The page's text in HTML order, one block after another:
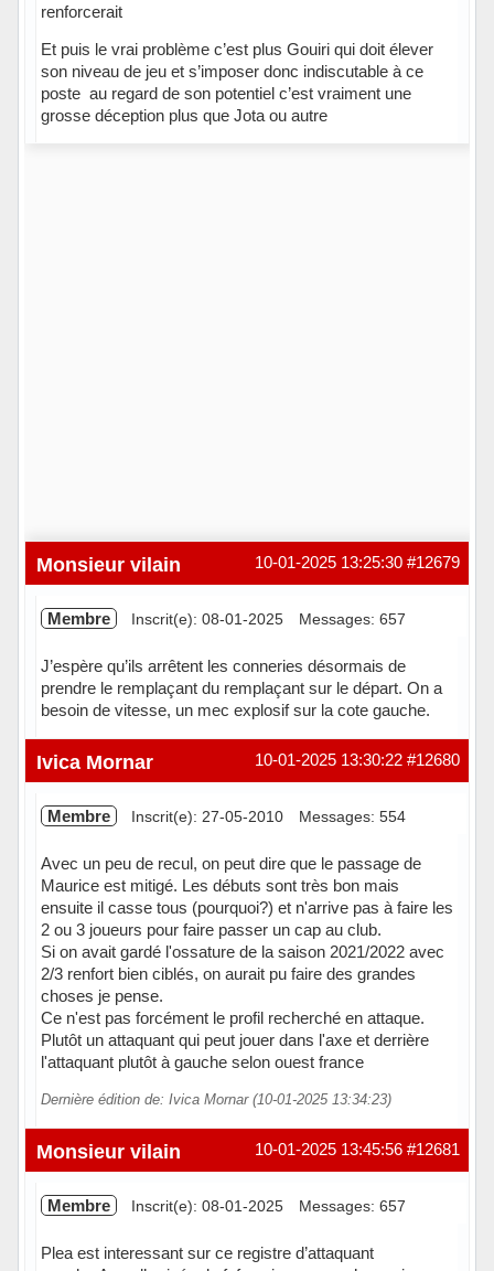
renforcerait
Et puis le vrai problème c’est plus Gouiri qui doit élever
son niveau de jeu et s’imposer donc indiscutable à ce
poste au regard de son potentiel c’est vraiment une
grosse déception plus que Jota ou autre
#12679
10-01-2025 13:25:30
Monsieur vilain
Membre Inscrit(e): 08-01-2025 Messages: 657
J’espère qu’ils arrêtent les conneries désormais de
prendre le remplaçant du remplaçant sur le départ. On a
besoin de vitesse, un mec explosif sur la cote gauche.
Hors ligne #12680
10-01-2025 13:30:22
Ivica Mornar
Membre Inscrit(e): 27-05-2010 Messages: 554
Avec un peu de recul, on peut dire que le passage de
Maurice est mitigé. Les débuts sont très bon mais
ensuite il casse tous (pourquoi?) et n'arrive pas à faire les
2 ou 3 joueurs pour faire passer un cap au club.
Si on avait gardé l'ossature de la saison 2021/2022 avec
2/3 renfort bien ciblés, on aurait pu faire des grandes
choses je pense.
Ce n'est pas forcément le profil recherché en attaque.
Plutôt un attaquant qui peut jouer dans l'axe et derrière
l'attaquant plutôt à gauche selon ouest france
Dernière édition de: Ivica Mornar (10-01-2025 13:34:23)
Hors ligne #12681
10-01-2025 13:45:56
Monsieur vilain
Membre Inscrit(e): 08-01-2025 Messages: 657
Plea est interessant sur ce registre d’attaquant